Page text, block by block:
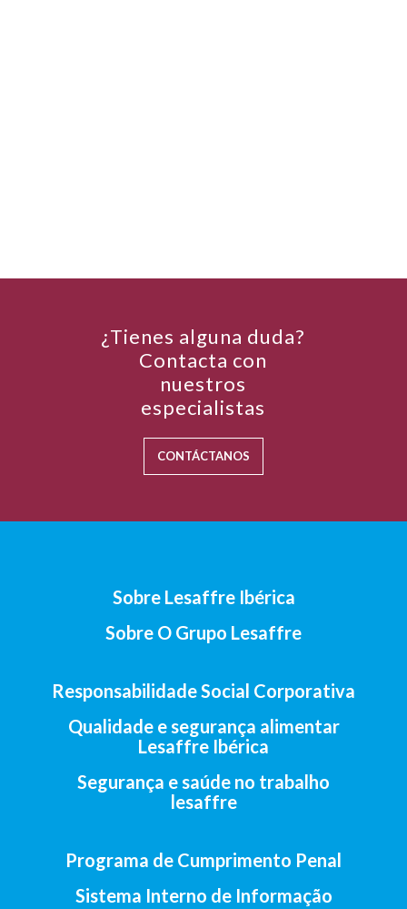
¿Tienes alguna duda?
Contacta con
nuestros
especialistas
CONTÁCTANOS
Sobre Lesaffre Ibérica
Sobre O Grupo Lesaffre
Responsabilidade Social Corporativa
Qualidade e segurança alimentar
Lesaffre Ibérica
Segurança e saúde no trabalho
lesaffre
Programa de Cumprimento Penal
Sistema Interno de Informação